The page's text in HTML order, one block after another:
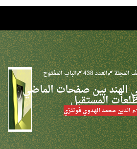
المجلة العدد 438 الباب المفتوح
الهند بين صفحات الماضي
المستقبل
الدين محمد الهدوي فوتنزي